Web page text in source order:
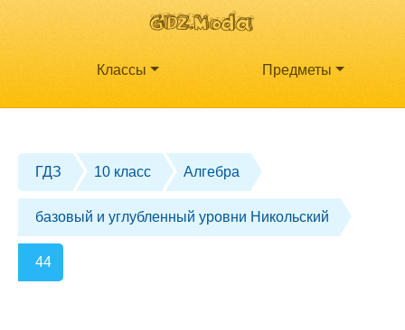
Классы Предметы
ГДЗ 10 класс Алгебра
базовый и углубленный уровни Никольский
44